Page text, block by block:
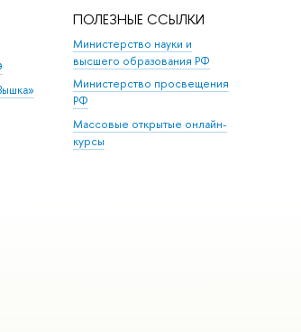
ПОЛЕЗНЫЕ ССЫЛКИ
Министерство науки и
высшего образования РФ
Министерство просвещения
РФ
Массовые открытые онлайн-
курсы